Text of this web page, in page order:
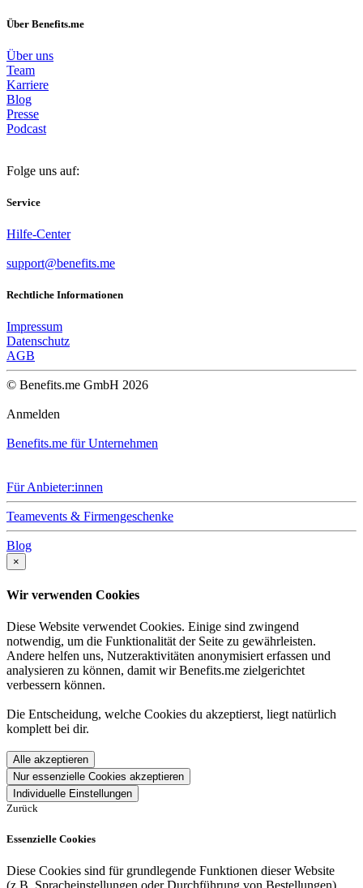
Über Benefits.me
Über uns
Team
Karriere
Blog
Presse
Podcast
Folge uns auf:
Service
Hilfe-Center
support@benefits.me
Rechtliche Informationen
Impressum
Datenschutz
AGB
© Benefits.me GmbH 2026
Anmelden
Benefits.me für Unternehmen
Für Anbieter:innen
Teamevents & Firmengeschenke
Blog
×
Wir verwenden Cookies
Diese Website verwendet Cookies. Einige sind zwingend
notwendig, um die Funktionalität der Seite zu gewährleisten.
Andere helfen uns, Nutzeraktivitäten anonymisiert erfassen und
analysieren zu können, damit wir Benefits.me zielgerichtet
verbessern können.
Die Entscheidung, welche Cookies du akzeptierst, liegt natürlich
komplett bei dir.
Alle akzeptieren
Nur essenzielle Cookies akzeptieren
Individuelle Einstellungen
Zurück
Essenzielle Cookies
Diese Cookies sind für grundlegende Funktionen dieser Website